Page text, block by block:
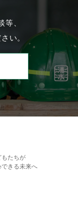
等、
い。
もたちが
できる未来へ